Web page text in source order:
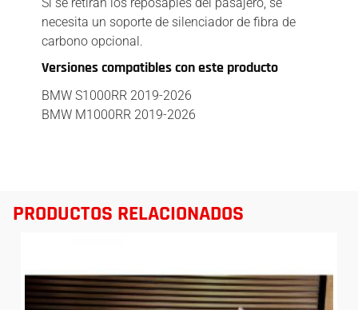
necesita un soporte de silenciador de fibra de
carbono opcional.
Versiones compatibles con este producto
BMW S1000RR 2019-2026
BMW M1000RR 2019-2026
PRODUCTOS RELACIONADOS